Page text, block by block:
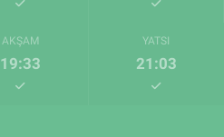
AKŞAM
19:33
YATSI
21:03